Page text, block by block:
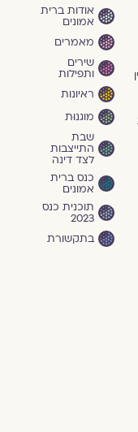
אודות ברית
אמונים
מאמרים
שירים
ותפילות
ראיונות
מוגנוּת
שבת
התייצבות
לצד דינה
כנס ברית
אמונים
תוכנית כנס
2023
בתקשורת